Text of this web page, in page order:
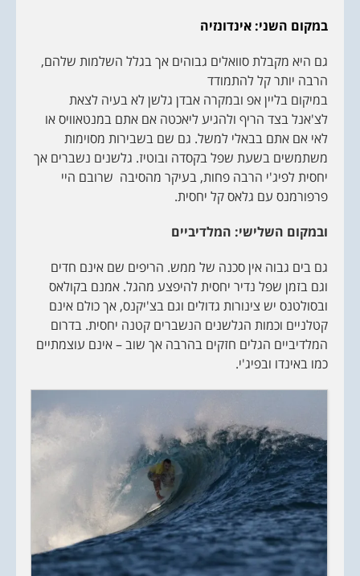
במקום השני: אינדונזיה
גם היא מקבלת סוואלים גבוהים אך בגלל השלמות שלהם,
הרבה יותר קל להתמודד
במיקום בליין אפ ובמקרה אבדן גלשן לא בעיה לצאת
לצ'אנל בצד הריף ולהגיע ליאכטה אם אתם במנטאוויס או
לאי אם אתם בבאלי למשל. גם שם בשבירות מסוימות
משתמשים בשעת שפל בקסדה ובוטיז. גלשנים נשברים אך
יחסית לפיג'י הרבה פחות, בעיקר מהסיבה שרובם היי
פרפורמנס עם גלאס קל יחסית.
ובמקום השלישי: המלדיביים
גם בים גבוה אין סכנה של ממש. הריפים שם אינם חדים
וגם בזמן שפל נדיר יחסית להיפצע מהגל. אמנם בקולאס
ובסולטנס יש צינורות גדולים וגם בצ'יקנס, אך כולם אינם
קטלניים וכמות הגלשנים הנשברים קטנה יחסית. בדרום
המלדיביים הגלים חזקים בהרבה אך שוב – אינם עוצמתיים
כמו באינדו ובפיג'י.